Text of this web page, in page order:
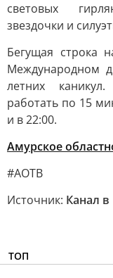
световых
звездочки и
Бегущая строка
Международном
летних
работать по 15
и в 22:00.
Амурское
#АОТВ
Источник: Канал
ТОП